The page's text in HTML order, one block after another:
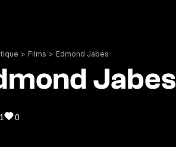
> Films > Edmond Jabes
Jabes
1 0